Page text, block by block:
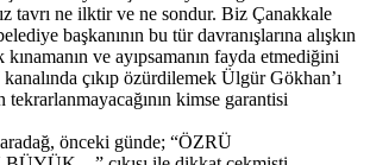
tavrı ne ilktir ve ne sondur. Biz Çanakkale
başkanının bu tür davranışlarına alışkın
ve ayıpsamanın fayda etmediğini
çıkıp özürdilemek Ülgür Gökhan’ı
tekrarlanmayacağının kimse garantisi
önceki günde; “ÖZRÜ